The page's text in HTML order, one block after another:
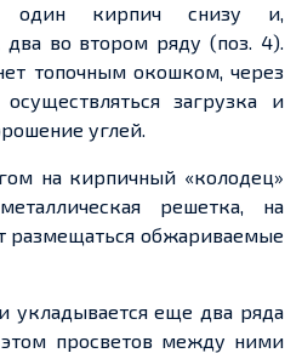
один кирпич снизу и,
два во втором ряду (поз. 4).
топочным окошком, через
загрузка и
углей.
на кирпичный «колодец»
решетка, на
размещаться обжариваемые
укладываетсяеще два ряда
просветов между ними